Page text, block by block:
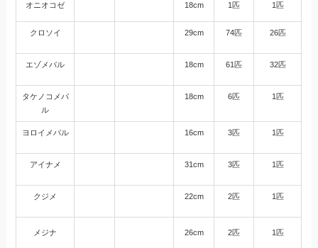
オニオコゼ 18cm 1匹 1匹
クロソイ 29cm 74匹 26匹
エゾメバル 18cm 61匹 32匹
タケノコメバ
ル
18cm 6匹 1匹
ヨロイメバル 16cm 3匹 1匹
アイナメ 31cm 3匹 1匹
クジメ 22cm 2匹 1匹
メジナ 26cm 2匹 1匹